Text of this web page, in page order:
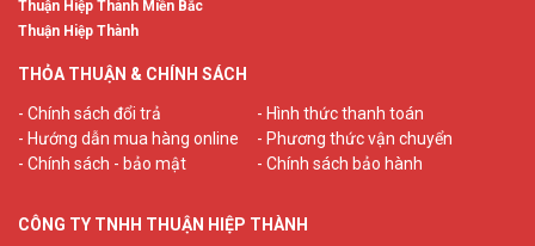
Thuận Hiệp Thành Miền Bắc
Thuận Hiệp Thành
THỎA THUẬN & CHÍNH SÁCH
- Chính sách đổi trả
- Hình thức thanh toán
- Hướng dẫn mua hàng online
- Phương thức vận chuyển
- Chính sách - bảo mật
- Chính sách bảo hành
CÔNG TY TNHH THUẬN HIỆP THÀNH